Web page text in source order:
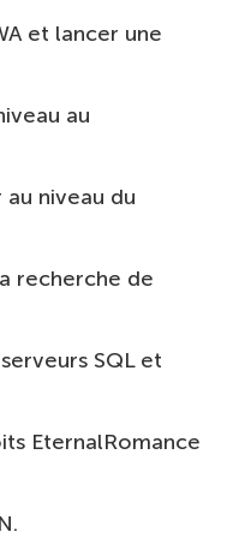
et lancer une
au
niveau du
recherche de
SQL et
EternalRomance